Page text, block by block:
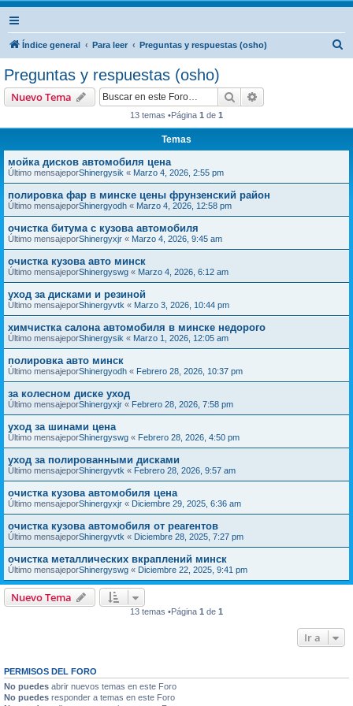
Índice general Para leer Preguntas y respuestas (osho)
Preguntas y respuestas (osho)
Nuevo Tema Buscar
13 temas •Página 1 de 1
Temas
мойка дисков автомобиля цена
Último mensajeporShinergysik « Marzo 4, 2026, 2:55 pm
полировка фар в минске цены фрунзенский район
Último mensajeporShinergyodh « Marzo 4, 2026, 12:58 pm
очистка битума с кузова автомобиля
Último mensajeporShinergyxjr « Marzo 4, 2026, 9:45 am
очистка кузова авто минск
Último mensajeporShinergyswg « Marzo 4, 2026, 6:12 am
уход за дисками и резиной
Último mensajeporShinergyvtk « Marzo 3, 2026, 10:44 pm
химчистка салона автомобиля в минске недорого
Último mensajeporShinergysik « Marzo 1, 2026, 12:05 am
полировка авто минск
Último mensajeporShinergyodh « Febrero 28, 2026, 10:37 pm
за колесном диске уход
Último mensajeporShinergyxjr « Febrero 28, 2026, 7:58 pm
уход за шинами цена
Último mensajeporShinergyswg « Febrero 28, 2026, 4:50 pm
уход за полированными дисками
Último mensajeporShinergyvtk « Febrero 28, 2026, 9:57 am
очистка кузова автомобиля цена
Último mensajeporShinergyxjr « Diciembre 29, 2025, 6:36 am
очистка кузова автомобиля от реагентов
Último mensajeporShinergyvtk « Diciembre 28, 2025, 7:27 pm
очистка металлических вкраплений минск
Último mensajeporShinergyswg « Diciembre 22, 2025, 9:41 pm
Nuevo Tema
13 temas •Página 1 de 1
Ir a
PERMISOS DEL FORO
No puedes abrir nuevos temas en este Foro
No puedes responder a temas en este Foro